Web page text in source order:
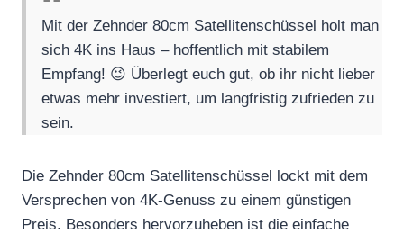
Mit der Zehnder 80cm Satellitenschüssel holt man
sich 4K ins Haus – hoffentlich mit stabilem
Empfang! 😉 Überlegt euch gut, ob ihr nicht lieber
etwas mehr investiert, um langfristig zufrieden zu
sein.
Die Zehnder 80cm Satellitenschüssel lockt mit dem
Versprechen von 4K-Genuss zu einem günstigen
Preis. Besonders hervorzuheben ist die einfache